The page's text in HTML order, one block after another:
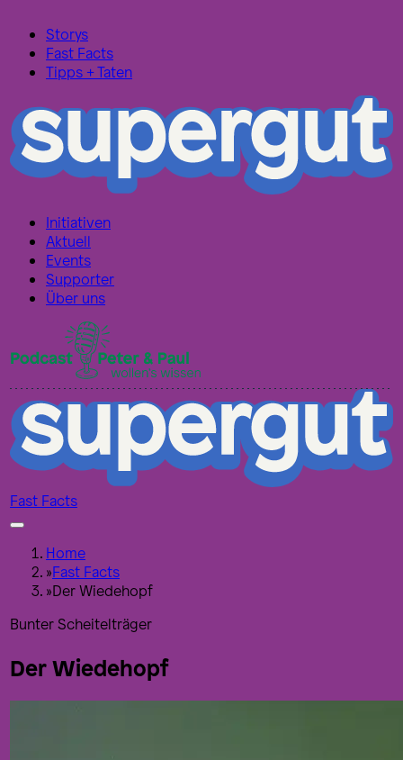
Storys
Fast Facts
Tipps + Taten
Initiativen
Aktuell
Events
Supporter
Über uns
Fast Facts
Home
»Fast Facts
»Der Wiedehopf
Bunter Scheitelträger
Der Wiedehopf